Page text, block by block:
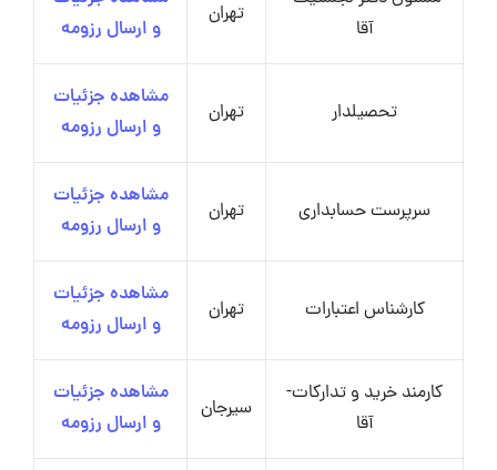
آقا
تهران
و ارسال رزومه
تحصیلدار تهران
مشاهده جزئیات
و ارسال رزومه
سرپرست حسابداری تهران
مشاهده جزئیات
و ارسال رزومه
کارشناس اعتبارات تهران
مشاهده جزئیات
و ارسال رزومه
کارمند خرید و تدارکات-
آقا
سیرجان
مشاهده جزئیات
و ارسال رزومه